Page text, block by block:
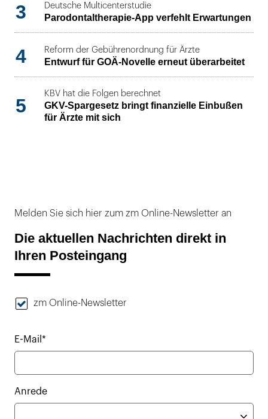
3 Deutsche Multicenterstudie
Parodontaltherapie-App verfehlt Erwartungen
4 Reform der Gebührenordnung für Ärzte
Entwurf für GOÄ-Novelle erneut überarbeitet
5
KBV hat die Folgen berechnet
GKV-Spargesetz bringt finanzielle Einbußen
für Ärzte mit sich
Melden Sie sich hier zum zm Online-Newsletter an
Die aktuellen Nachrichten direkt in
Ihren Posteingang
zm Online-Newsletter
E-Mail*
Anrede